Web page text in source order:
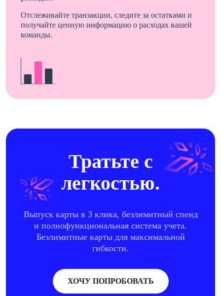
Отслеживайте транзакции, следите за остатками и
получайте ценную информацию о расходах вашей
команды.
Тратьте с
легкостью.
Выпуск карты в 3 клика, безлимитный спенд
и полнофункциональная система учета.
Безлимитные карты для максимальной
гибкости.
ХОЧУ ПОПРОБОВАТЬ